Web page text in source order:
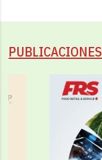
PUBLICACIONES